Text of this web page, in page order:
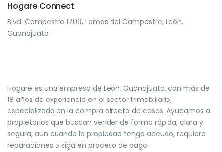
Hogare Connect
Blvd. Campestre 1709, Lomas del Campestre, León,
Guanajuato
Hogare es una empresa de León, Guanajuato, con más de
18 años de experiencia en el sector inmobiliario,
especializada en la compra directa de casas. Ayudamos a
propietarios que buscan vender de forma rápida, clara y
segura, aun cuando la propiedad tenga adeudo, requiera
reparaciones o siga en proceso de pago.